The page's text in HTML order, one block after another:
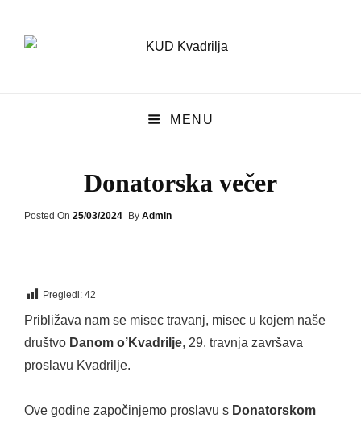
KUD KVADRILJAMENU
Donatorska večer
Posted On Posted
25/03/2024 By Admin
Pregledi: 42
Približava nam se misec travanj, misec u kojem naše
društvo Danom o’Kvadrilje, 29. travnja završava
proslavu Kvadrilje.
Ove godine započinjemo proslavu s Donatorskom